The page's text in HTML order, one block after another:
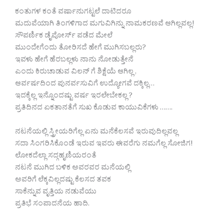
ಕಂತುಗಳ ಕಂತೆ ವರ್ಷಾನುಗಟ್ಟಲೆ ದಾಟಿದರೂ
ಮದುವೆಯಾಗಿ ತಿಂಗಳಿಗಾದ ಮಗುವಿಗಿನ್ನು ನಾಮಕರಣವೆ ಆಗಿಲ್ಲವಲ್ಲ!
ಸೌಪರ್ಣಿಕ ಡೈವೋರ್ಸ್ ಪಡೆದ ಮೇಲೆ
ಮುಂದೇಗೆಂದು ತೋರಿಸದೆ ಹೇಗೆ ಮುಗಿಸಬಲ್ಲರು?
ಇವಳು ಹೇಗೆ ಹೆರಬಲ್ಲಳು ನಾನು ನೋಡುತ್ತೇನೆ
ಎಂದು ಕಿರುಚಾಡುವ ವಿಲನ್ ಗೆ ಶಿಕ್ಷೆಯೆ ಆಗಿಲ್ಲ ,
ಆರ್ವರ್ಷದಿಂದ ಪುನರ್ವಸುವಿಗೆ ಉದ್ಯೋಗವೆ ದಕ್ಕಿಲ್ಲ…
ಇದಕ್ಕೆಲ್ಲ ಇನ್ನೊಂದಷ್ಟು ವರ್ಷ ಇರಲೇಬೇಕಲ್ಲ ?
ಪ್ರತಿದಿನದ ಏಕತಾನತೆಗೆ ಸುಖ ಕೊಡುವ ಕಾಯುವಿಕೆಗಳು …….
ನಟನೆಯಲ್ಲಿ ಸ್ತ್ರೀಯರಿಗೆಲ್ಲ ಏನು ಮನೆಕೆಲಸವೆ ಇರುವುದಿಲ್ಲವಲ್ಲ
ಸದಾ ಸಿಂಗರಿಸಿಕೊಂಡೆ ಇರುವ ಇವರು ಈವರೆಗು ನಮಗೆಲ್ಲ ಸೋಜಿಗ!
ಲೋಕದೆಲ್ಲಾ ಸದ್ಗಹೃಣಿಯರಂತೆ
ನಟನೆ ಮುಗಿದ ಬಳಿಕ ಅವರವರ ಮನೆಯಲ್ಲಿ
ಅವರಿಗೆ ಲೆಕ್ಕವಿಲ್ಲದಷ್ಟು ಕೆಲಸದ ತವಕ
ಸಾಕೆನ್ನುವ ವೃತ್ತಿಯ ನಡುವೆಯು
ಪ್ರತಿಭೆ ಸಂಪಾದನೆಯ ಹಾದಿ.